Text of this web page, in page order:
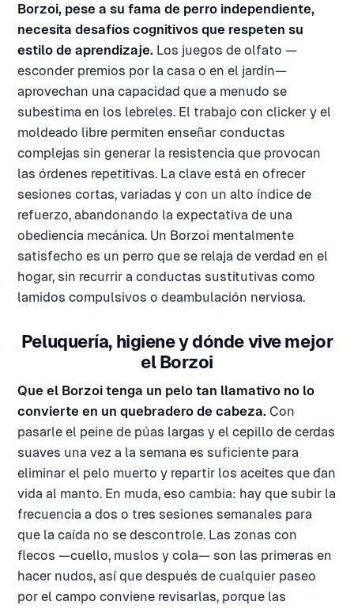
Borzoi, pese a su fama de perro independiente,
necesita desafíos cognitivos que respeten su
estilo de aprendizaje. Los juegos de olfato —
esconder premios por la casa o en el jardín—
aprovechan una capacidad que a menudo se
subestima en los lebreles. El trabajo con clicker y el
moldeado libre permiten enseñar conductas
complejas sin generar la resistencia que provocan
las órdenes repetitivas. La clave está en ofrecer
sesiones cortas, variadas y con un alto índice de
refuerzo, abandonando la expectativa de una
obediencia mecánica. Un Borzoi mentalmente
satisfecho es un perro que se relaja de verdad en el
hogar, sin recurrir a conductas sustitutivas como
lamidos compulsivos o deambulación nerviosa.
Peluquería, higiene y dónde vive mejor
el Borzoi
Que el Borzoi tenga un pelo tan llamativo no lo
convierte en un quebradero de cabeza. Con
pasarle el peine de púas largas y el cepillo de cerdas
suaves una vez a la semana es suficiente para
eliminar el pelo muerto y repartir los aceites que dan
vida al manto. En muda, eso cambia: hay que subir la
frecuencia a dos o tres sesiones semanales para
que la caída no se descontrole. Las zonas con
flecos —cuello, muslos y cola— son las primeras en
hacer nudos, así que después de cualquier paseo
por el campo conviene revisarlas, porque las